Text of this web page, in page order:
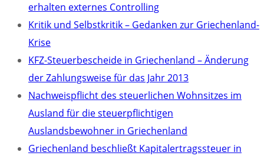
erhalten externes Controlling
Kritik und Selbstkritik – Gedanken zur Griechenland-
Krise
KFZ-Steuerbescheide in Griechenland – Änderung
der Zahlungsweise für das Jahr 2013
Nachweispflicht des steuerlichen Wohnsitzes im
Ausland für die steuerpflichtigen
Auslandsbewohner in Griechenland
Griechenland beschließt Kapitalertragssteuer in